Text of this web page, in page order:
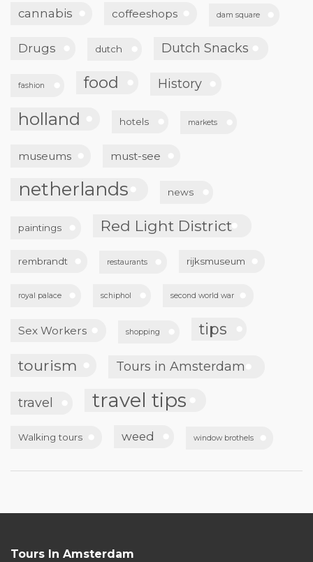
cannabis coffeeshops dam square
Drugs dutch Dutch Snacks
fashion food History
holland hotels markets
museums must-see
netherlands news
paintings Red Light District
rembrandt restaurants rijksmuseum
royal palace schiphol second world war
Sex Workers shopping
tips
tourism
Tours in Amsterdam
travel travel tips
Walking tours weed window brothels
Tours In Amsterdam